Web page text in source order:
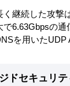
継続した攻撃
6.63Gbpsの通
を用いたUDP
ドセキュリ